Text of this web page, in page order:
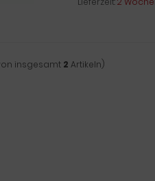
insgesamt 2 Artikeln)